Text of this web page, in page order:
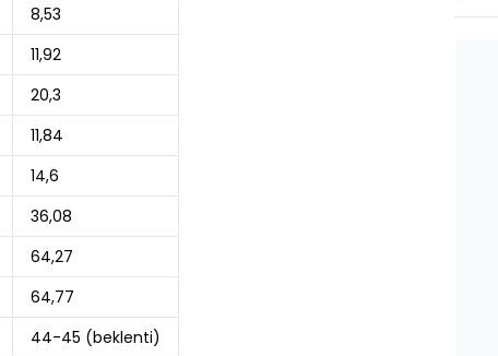
8,53
11,92
20,3
11,84
14,6
36,08
64,27
64,77
44-45 (beklenti)